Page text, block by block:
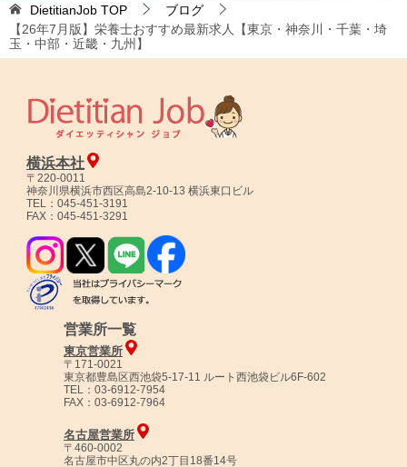
DietitianJob TOP
ブログ
【26年7月版】栄養士おすすめ最新求人【東京・神奈川・千葉・埼
玉・中部・近畿・九州】
横浜本社
〒220-0011
神奈川県横浜市西区高島2-10-13 横浜東口ビル
TEL：045-451-3191
FAX：045-451-3291
営業所一覧
東京営業所
〒171-0021
東京都豊島区西池袋5-17-11 ルート西池袋ビル6F-602
TEL：03-6912-7954
FAX：03-6912-7964
名古屋営業所
〒460-0002
名古屋市中区丸の内2丁目18番14号